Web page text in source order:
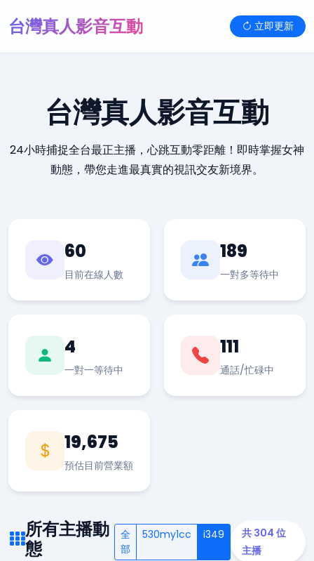
台灣真人影音互動 立即更新
台灣真人影音互動
24小時捕捉全台最正主播，心跳互動零距離！即時掌握女神
動態，帶您走進最真實的視訊交友新境界。
60
目前在線人數
189
一對多等待中
4
一對一等待中
111
通話/忙碌中
19,675
預估目前營業額
所有主播動
態
全
部
530my1cc i349
共 304 位
主播